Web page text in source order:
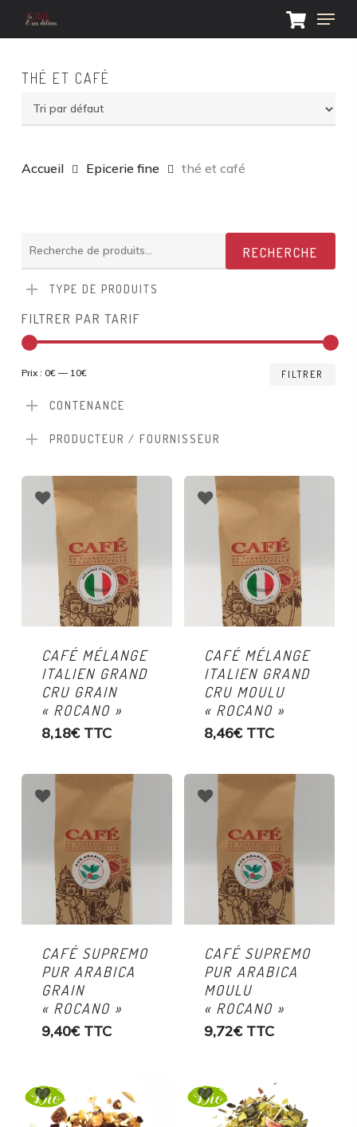
main
Menu
THÉ ET CAFÉ
Accueil Epicerie fine thé et café
pour :
RECHERCHE
TYPE DE PRODUITS
FILTRER PAR TARIF
FILTRER
Prix : 0€— 10€
CONTENANCE
PRODUCTEUR / FOURNISSEUR
CAFÉ MÉLANGE
ITALIEN GRAND
CRU GRAIN
« ROCANO »
8,18€ TTC
CAFÉ MÉLANGE
ITALIEN GRAND
CRU MOULU
« ROCANO »
8,46€ TTC
CAFÉ SUPREMO
PUR ARABICA
GRAIN
« ROCANO »
9,40€ TTC
CAFÉ SUPREMO
PUR ARABICA
MOULU
« ROCANO »
9,72€ TTC